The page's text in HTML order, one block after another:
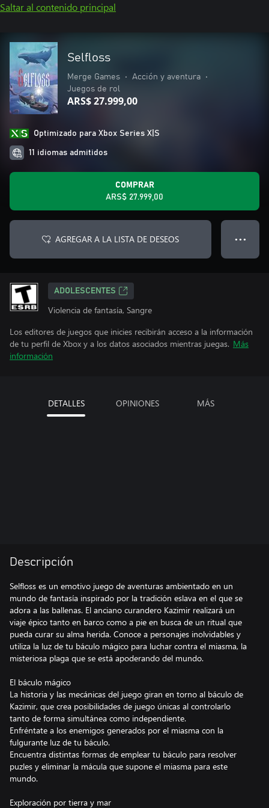
Saltar al contenido principal
Selfloss
Merge Games • Acción y aventura
•
Juegos de rol
ARS$ 27.999,00
Optimizado para Xbox Series X|S
11 idiomas admitidos
COMPRAR
ARS$ 27.999,00
AGREGAR A LA LISTA DE DESEOS ● ● ●
ADOLESCENTES
Violencia de fantasía, Sangre
Los editores de juegos que inicies recibirán acceso a la información
de tu perfil de Xbox y a los datos asociados mientras juegas. Más
información
DETALLES OPINIONES MÁS
Descripción
Selfloss es un emotivo juego de aventuras ambientado en un
mundo de fantasía inspirado por la tradición eslava en el que se
adora a las ballenas. El anciano curandero Kazimir realizará un
viaje épico tanto en barco como a pie en busca de un ritual que
pueda curar su alma herida. Conoce a personajes inolvidables y
utiliza la luz de tu báculo mágico para luchar contra el miasma, la
misteriosa plaga que se está apoderando del mundo.
El báculo mágico
La historia y las mecánicas del juego giran en torno al báculo de
Kazimir, que crea posibilidades de juego únicas al controlarlo
tanto de forma simultánea como independiente.
Enfréntate a los enemigos generados por el miasma con la
fulgurante luz de tu báculo.
Encuentra distintas formas de emplear tu báculo para resolver
puzles y eliminar la mácula que supone el miasma para este
mundo.
Exploración por tierra y mar